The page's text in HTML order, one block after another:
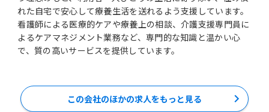
れた自宅で安心して療養生活を送れるよう支援しています。
看護師による医療的ケアや療養上の相談、介護支援専門員に
よるケアマネジメント業務など、専門的な知識と温かい心
で、質の高いサービスを提供しています。
この会社のほかの求人をもっと見る